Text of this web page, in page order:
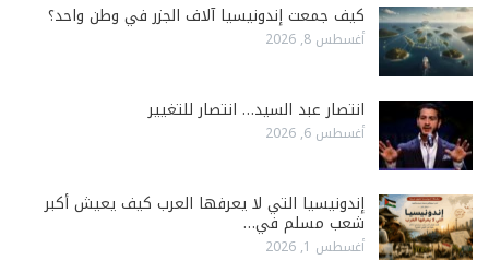
كيف جمعت إندونيسيا آلاف الجزر في وطن واحد؟
أغسطس 8, 2026
انتصار عبد السيد… انتصار للتغيير
أغسطس 6, 2026
إندونيسيا التي لا يعرفها العرب كيف يعيش أكبر
شعب مسلم في…
أغسطس 1, 2026